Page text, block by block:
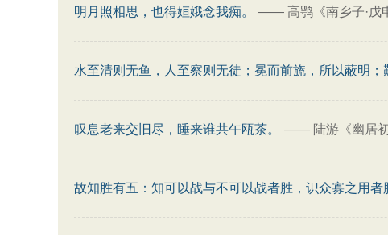
明月照相思，也得姮娥念我痴。 —— 高鹗《南乡子·戊
水至清则无鱼，人至察则无徒；冕而前旒，所以蔽明；
叹息老来交旧尽，睡来谁共午瓯茶。 —— 陆游《幽居
故知胜有五：知可以战与不可以战者胜，识众寡之用